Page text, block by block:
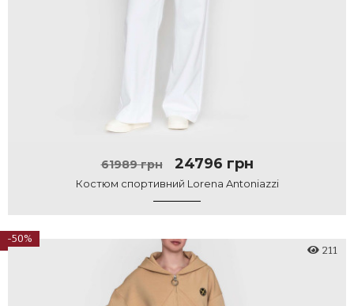
61989 грн 24796 грн
Костюм спортивний Lorena Antoniazzi
-50%
211